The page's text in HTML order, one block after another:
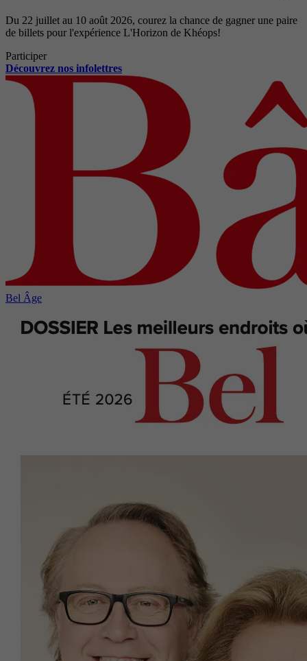
Du 22 juillet au 10 août 2026, courez la chance de gagner une paire
de billets pour l'expérience L'Horizon de Khéops!
Participer
Découvrez nos infolettres
Bel Âge